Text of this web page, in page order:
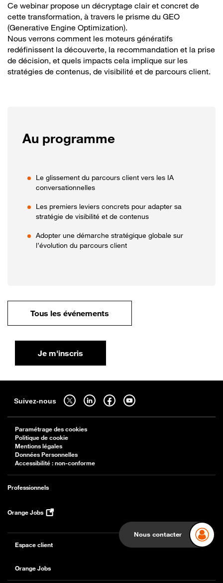
Je m'inscris
Ce webinar propose un décryptage clair et concret de
cette transformation, à travers le prisme du GEO
(Generative Engine Optimization).
Nous verrons comment les moteurs génératifs
redéfinissent la découverte, la recommandation et la prise
de décision, et quels impacts cela implique sur les
stratégies de contenus, de visibilité et de parcours client.
Au programme
Le glissement du parcours client vers les IA
conversationnelles
Les premiers leviers concrets pour adapter sa
stratégie de visibilité et de contenus
Adopter une démarche stratégique globale sur
l’évolution du parcours client
Tous les événements
Nous contacter
Suivez-nous
Suivez-nous sur twitter - ouverture dans un nouvel onglet
Suivez-nous sur linkedin - ouverture dans un nouvel onglet
Suivez-nous sur facebook - ouverture dans un
Suivez-nous sur youtube - ouverture dans
Paramétrage des cookies
Politique de cookie
Mentions légales
Données Personnelles
Accessibilité : non-conforme
Professionnels
Orange Jobs
Espace client
Orange Jobs